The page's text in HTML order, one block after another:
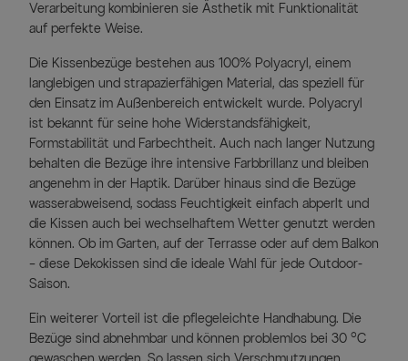
Verarbeitung kombinieren sie Ästhetik mit Funktionalität
auf perfekte Weise.
Die Kissenbezüge bestehen aus 100% Polyacryl, einem
langlebigen und strapazierfähigen Material, das speziell für
den Einsatz im Außenbereich entwickelt wurde. Polyacryl
ist bekannt für seine hohe Widerstandsfähigkeit,
Formstabilität und Farbechtheit. Auch nach langer Nutzung
behalten die Bezüge ihre intensive Farbbrillanz und bleiben
angenehm in der Haptik. Darüber hinaus sind die Bezüge
wasserabweisend, sodass Feuchtigkeit einfach abperlt und
die Kissen auch bei wechselhaftem Wetter genutzt werden
können. Ob im Garten, auf der Terrasse oder auf dem Balkon
– diese Dekokissen sind die ideale Wahl für jede Outdoor-
Saison.
Ein weiterer Vorteil ist die pflegeleichte Handhabung. Die
Bezüge sind abnehmbar und können problemlos bei 30 °C